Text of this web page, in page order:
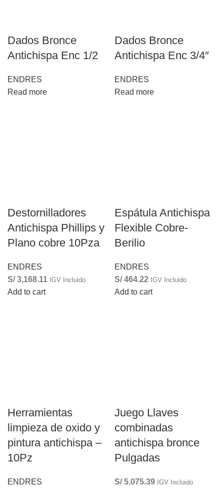
Dados Bronce
Antichispa Enc 1/2
ENDRES
Read more
Dados Bronce
Antichispa Enc 3/4″
ENDRES
Read more
Destornilladores
Antichispa Phillips y
Plano cobre 10Pza
ENDRES
S/3,168.11 IGV Incluido
Add to cart
Espátula Antichispa
Flexible Cobre-
Berilio
ENDRES
S/464.22 IGV Incluido
Add to cart
Herramientas
limpieza de oxido y
pintura antichispa –
10Pz
ENDRES
Juego Llaves
combinadas
antichispa bronce
Pulgadas
S/5,075.39 IGV Incluido